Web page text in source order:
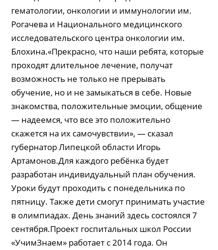
гематологии, онкологии и иммунологии им.
Рогачева и Национального медицинского
исследовательского центра онкологии им.
Блохина.«Прекрасно, что наши ребята, которые
проходят длительное лечение, получат
возможность не только не прерывать
обучение, но и не замыкаться в себе. Новые
знакомства, положительные эмоции, общение
— надеемся, что все это положительно
скажется на их самочувствии», — сказал
губернатор Липецкой области Игорь
Артамонов.Для каждого ребёнка будет
разработан индивидуальный план обучения.
Уроки будут проходить с понедельника по
пятницу. Также дети смогут принимать участие
в олимпиадах. День знаний здесь состоялся 7
сентября.Проект госпитальных школ России
«УчимЗнаем» работает с 2014 года. Он